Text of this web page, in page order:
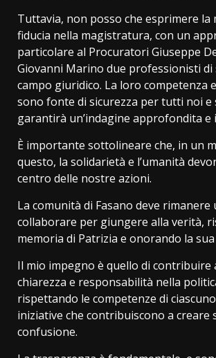
Tuttavia, non posso che esprimere la
fiducia nella magistratura, con un
particolare al Procuratori Giuseppe
Giovanni Marino due professionisti di
campo giuridico. La loro competenza
sono fonte di sicurezza per tutti noi e
garantirà un’indagine approfondita e
È importante sottolineare che, in un
questo, la solidarietà e l’umanità
centro delle nostre azioni.
La comunità di Fasano deve rimanere
collaborare per giungere alla verità,
memoria di Patrizia e onorando la
Il mio impegno è quello di contribuire
chiarezza e responsabilità nella
rispettando le competenze di
iniziative che contribuiscono a creare
confusione.